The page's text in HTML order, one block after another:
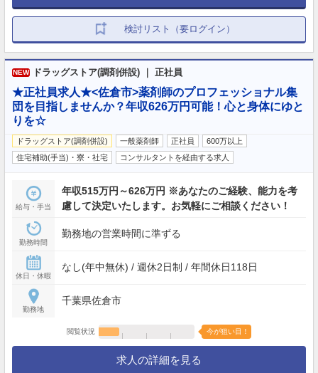
検討リスト（要ログイン）
NEW ドラッグストア(調剤併設) ｜ 正社員
★正社員求人★<佐倉市>薬剤師のプロフェッショナル集
団を目指しませんか？年収626万円可能！心と身体にゆと
りを☆
ドラッグストア(調剤併設) 一般薬剤師 正社員
600万以上
住宅補助(手当)・寮・社宅
コンサルタントを経由する求人
給与・手当
年収515万円～626万円 ※あなたのご経験、能力を考
慮して決定いたします。お気軽にご相談ください！
勤務時間
勤務地の営業時間に準ずる
休日・休暇
なし(年中無休) / 週休2日制 / 年間休日118日
勤務地
千葉県佐倉市
閲覧状況 今が狙い目！
求人の詳細を見る